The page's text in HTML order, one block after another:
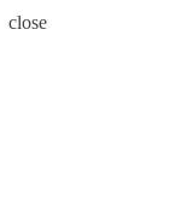
close